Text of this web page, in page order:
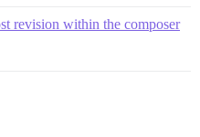
revision within the composer